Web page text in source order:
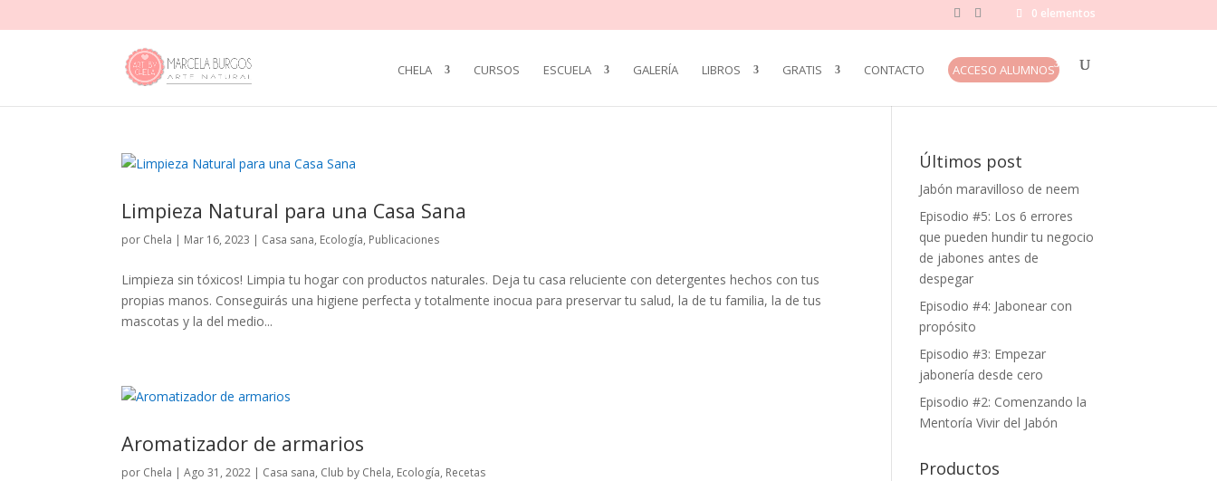
0 elementos
CHELA CURSOS ESCUELA GALERÍA LIBROS GRATIS CONTACTO ACCESO ALUMNOS
Limpieza Natural para una Casa Sana
por Chela | Mar 16, 2023 | Casa sana, Ecología, Publicaciones
Limpieza sin tóxicos! Limpia tu hogar con productos naturales. Deja tu casa reluciente con detergentes hechos con tus
propias manos. Conseguirás una higiene perfecta y totalmente inocua para preservar tu salud, la de tu familia, la de tus
mascotas y la del medio...
Aromatizador de armarios
por Chela |Ago 31, 2022 | Casa sana, Club by Chela, Ecología, Recetas
Últimos post
Jabón maravilloso de neem
Episodio #5: Los 6 errores
que pueden hundir tu negocio
de jabones antes de
despegar
Episodio #4: Jabonear con
propósito
Episodio #3: Empezar
jabonería desde cero
Episodio #2: Comenzando la
Mentoría Vivir del Jabón
Productos